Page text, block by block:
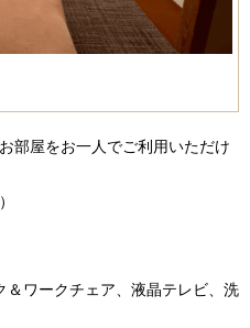
部屋をお一人でご利用いただけ
ワークチェア、液晶テレビ、洗